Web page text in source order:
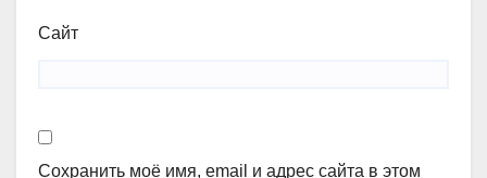
Сайт
Сохранить моё имя, email и адрес сайта в этом